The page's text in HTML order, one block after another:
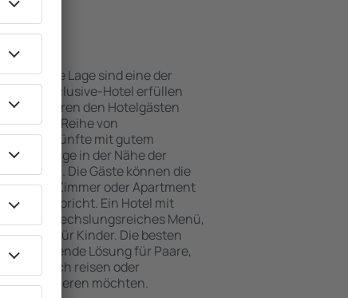
attraktive Lage sind eine der
ein All-Inclusive-Hotel erfüllen
garantieren den Hotelgästen
eine Reihe von
Unterkünfte mit gutem
Lage in der Nähe der
Milhac. Die Gäste können die
und ein Zimmer oder Apartment
entspricht. Ein Hotel mit
abwechslungsreiches Menü,
für Kinder. Die besten
Lösung für Paare,
reisen oder
organisieren möchten.